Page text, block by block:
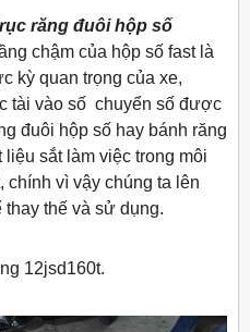
răng đuôi hộp số
chậm của hộp số fast là
kỳ quan trọng của xe,
tài vào số chuyển số được
đuôi hộp số hay bánh răng
sắt làm việc trong môi
vì vậy chúng ta lên
thay thế và sử dụng.
12jsd160t.